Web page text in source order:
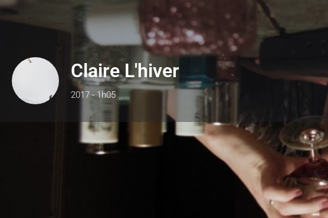
Claire L'hiver
2017 - 1h05
Détails Bande-annonce
J'aime